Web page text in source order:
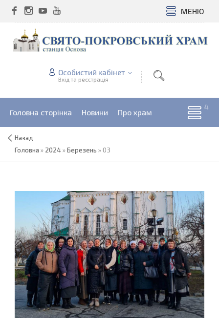
МЕНЮ
Особистий кабінет
Вхід та реєстрація
Головна сторінка Новини Про храм
Назад
Головна » 2024»Березень »03